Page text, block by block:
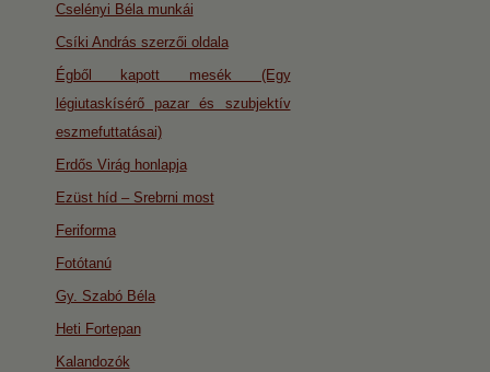
Cselényi Béla munkái
Csíki András szerzői oldala
Égből kapott mesék (Egy
légiutaskísérő pazar és szubjektív
eszmefuttatásai)
Erdős Virág honlapja
Ezüst híd – Srebrni most
Feriforma
Fotótanú
Gy. Szabó Béla
Heti Fortepan
Kalandozók